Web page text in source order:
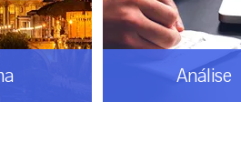
Análise